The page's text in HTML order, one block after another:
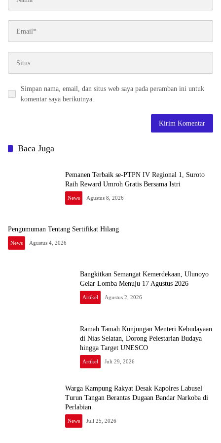
Simpan nama, email, dan situs web saya pada peramban ini untuk
komentar saya berikutnya.
Baca Juga
Pemanen Terbaik se-PTPN IV Regional 1, Suroto
Raih Reward Umroh Gratis Bersama Istri
News Agustus 8, 2026
Pengumuman Tentang Sertifikat Hilang
News Agustus 4, 2026
Bangkitkan Semangat Kemerdekaan, Ulunoyo
Gelar Lomba Menuju 17 Agustus 2026
Artikel Agustus 2, 2026
Ramah Tamah Kunjungan Menteri Kebudayaan
di Nias Selatan, Dorong Pelestarian Budaya
hingga Target UNESCO
Artikel Juli 29, 2026
Warga Kampung Rakyat Desak Kapolres Labusel
Turun Tangan Berantas Dugaan Bandar Narkoba di
Perlabian
News Juli 25, 2026